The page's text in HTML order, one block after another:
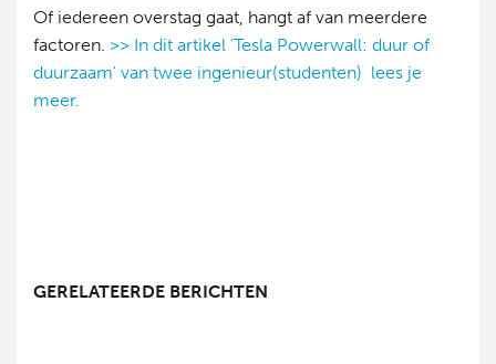
Of iedereen overstag gaat, hangt af van meerdere
factoren. >> In dit artikel 'Tesla Powerwall: duur of
duurzaam' van twee ingenieur(studenten) lees je
meer.
GERELATEERDE BERICHTEN